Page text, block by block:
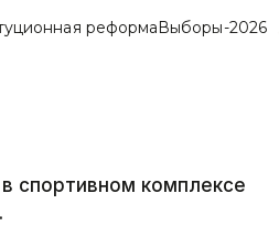
реформаВыборы-2026
комплексе